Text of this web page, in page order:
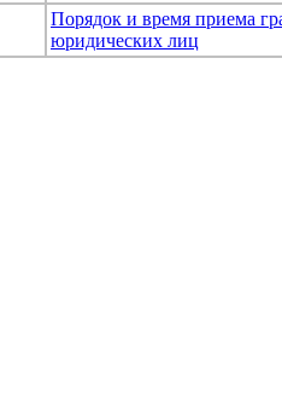
Порядок и время приема
юридических лиц